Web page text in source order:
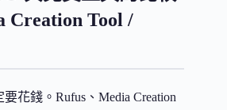
Creation Tool /
花錢。Rufus、Media Creation